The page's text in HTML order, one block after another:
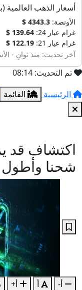
أسعار الذهب العالمية
الأونصة: 4343.3 $
غرام عيار 24:
139.64 $
غرام عيار 21:
122.19 $
آخر تحديث: منذ ثوانٍ -
تم التحديث: 08:14
الرئيسية
القائمة
اكتشاف قد
شحنا وأطول
أ- أ+